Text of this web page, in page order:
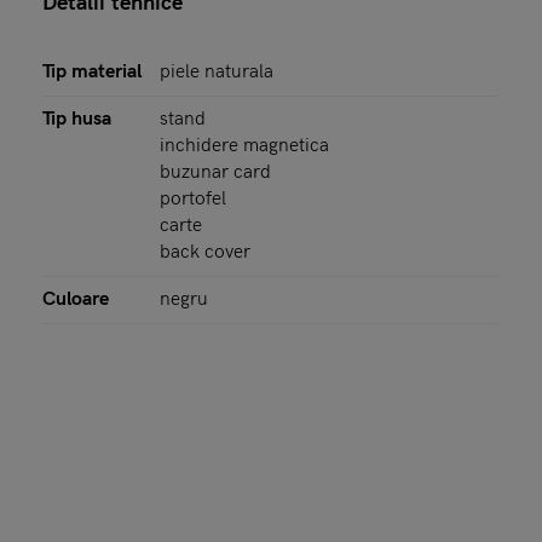
Tip material piele naturala
Tip husa
stand
inchidere magnetica
buzunar card
portofel
carte
back cover
Culoare negru